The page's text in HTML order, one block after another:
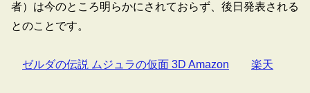
者）は今のところ明らかにされておらず、後日発表される
とのことです。
ゼルダの伝説 ムジュラの仮面 3D Amazon 楽天